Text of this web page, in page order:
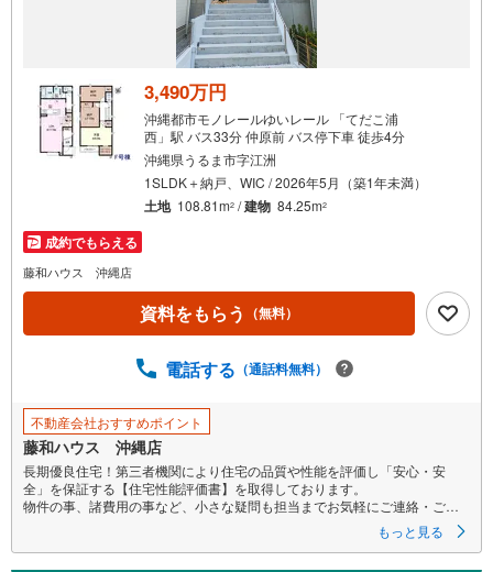
3,490万円
沖縄都市モノレールゆいレール 「てだこ浦
西」駅 バス33分 仲原前 バス停下車 徒歩4分
沖縄県うるま市字江洲
1SLDK＋納戸、WIC / 2026年5月（築1年未満）
土地 108.81m2 /建物 84.25m2
成約でもらえる
藤和ハウス 沖縄店
資料をもらう （無料）
電話する （通話料無料）
不動産会社おすすめポイント
藤和ハウス 沖縄店
長期優良住宅！第三者機関により住宅の品質や性能を評価し「安心・安
全」を保証する【住宅性能評価書】を取得しております。
物件の事、諸費用の事など、小さな疑問も担当までお気軽にご連絡・ご相
もっと見る